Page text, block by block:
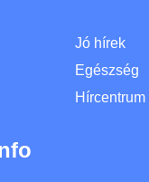
Jó hírek
Egészség
Hírcentrum